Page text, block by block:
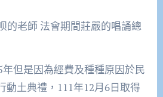
的老師 法會期間莊嚴的唱誦總
但是因為經費及種種原因於民
動土典禮，111年12月6日取得